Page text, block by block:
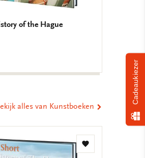
of the Hague
alles van Kunstboeken
Toevoegen
Cadeaukiezer